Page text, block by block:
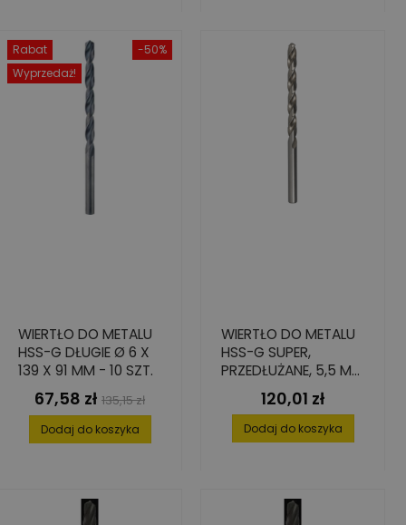
-50%
Rabat
Wyprzedaż!
WIERTŁO DO METALU
HSS-G DŁUGIE Ø 6 X
139 X 91 MM - 10 SZT.
Cena
67,58 zł Cena
podstawowa
135,15 zł
Dodaj do koszyka
WIERTŁO DO METALU
HSS-G SUPER,
PRZEDŁUŻANE, 5,5 MM
(10 SZT.)Cena
120,01 zł
Dodaj do koszyka